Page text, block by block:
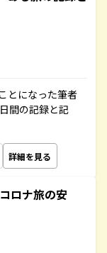
とになった筆者
間の記録と記
詳細を見る
ロナ旅の安